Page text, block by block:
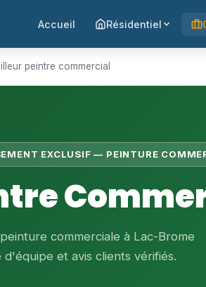
Accueil Résidentiel
peintre commercial
EXCLUSIF — PEINTURE
commerciale à Lac-Brome
et avis clients vérifiés.